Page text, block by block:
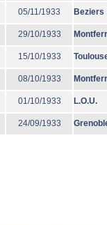
05/11/1933 Beziers
29/10/1933
15/10/1933
08/10/1933
01/10/1933 L.O.U.
24/09/1933